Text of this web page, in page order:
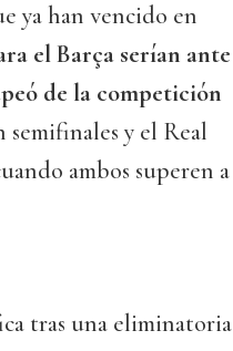
ya han vencido en
el Barça serían ante
de la competición
semifinales y el Real
ambos superen a
tras una eliminatoria